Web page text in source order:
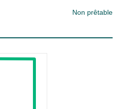
Non prêtable